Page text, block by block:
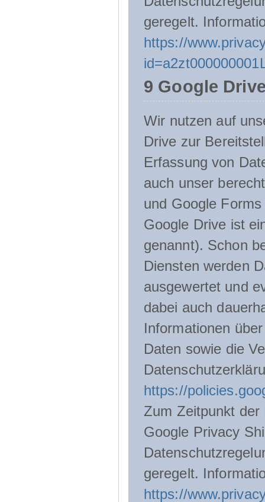
geregelt.
https://
9 Google
Wir nutzen auf
Drive zur
Erfassung von
auch unser
und Google
Google Drive ist
genannt). Schon
Diensten werden
ausgewertet und
dabei auch
Informationen
Daten sowie die
https://
Zum Zeitpunkt der
Google Privacy
geregelt.
https://